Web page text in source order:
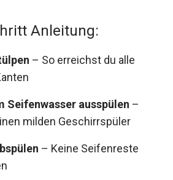
Anleitung:
– So erreichst du alle
Seifenwasser ausspülen –
milden Geschirrspüler
– Keine Seifenreste